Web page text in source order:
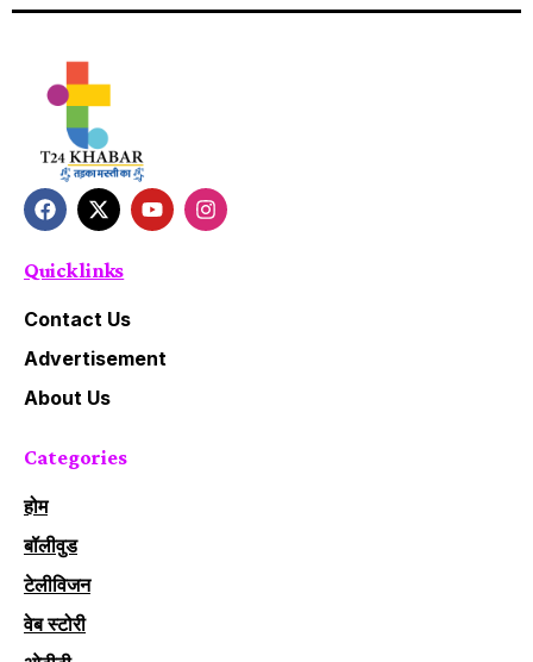
Quick links
Contact Us
Advertisement
About Us
Categories
होम
बॉलीवुड
टेलीविजन
वेब स्टोरी